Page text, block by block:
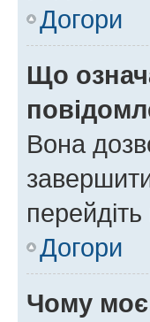
Догори
Що
Вона
Догори
Чому